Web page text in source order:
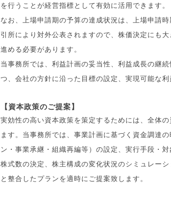
を行うことが経営指標として有効に活用できます。
なお、上場申請期の予算の達成状況は、上場申請
引所により対外公表されますので、株価決定にも
進める必要があります。
当事務所では、利益計画の妥当性、利益成長の継
つ、会社の方針に沿った目標の設定、実現可能な
【資本政策のご提案】
実効性の高い資本政策を策定するためには、全体
ます。当事務所では、事業計画に基づく資金調達
ン・事業承継・組織再編等）の設定、実行手段・
株式数の決定、株主構成の変化状況のシミュレー
と整合したプランを適時にご提案致します。